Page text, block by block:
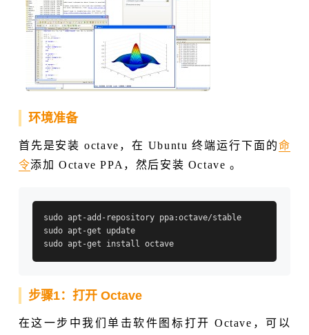
环境准备
首先是安装 octave，在 Ubuntu 终端运行下面的命
令添加 Octave PPA，然后安装 Octave 。
sudo apt-add-repository ppa:octave/stable
sudo apt-get update
sudo apt-get install octave
步骤1：打开 Octave
在这一步中我们单击软件图标打开 Octave，可以